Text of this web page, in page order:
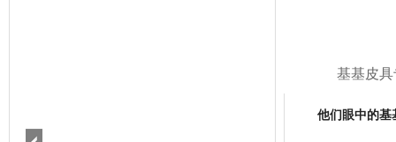
基基皮
他们眼中的基